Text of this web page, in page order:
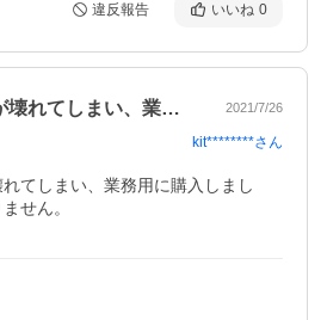
違反報告 いいね 0
今使っているものが壊れてしまい、業務用… 2021/7/26
kit********さん
てしまい、業務用に購入しまし
せん。